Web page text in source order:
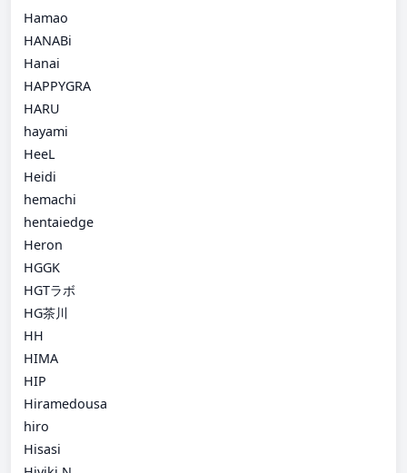
Hamao
HANABi
Hanai
HAPPYGRA
HARU
hayami
HeeL
Heidi
hemachi
hentaiedge
Heron
HGGK
HGTラボ
HG茶川
HH
HIMA
HIP
Hiramedousa
hiro
Hisasi